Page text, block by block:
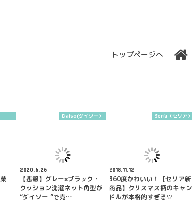
トップページへ
Daiso(ダイソー）
2020.6.26
【悲報】グレー×ブラック・
クッション洗濯ネット角型が
“ダイソー ”で売…
Seria（セリア）
2018.11.12
360度かわいい！【セリア新
商品】クリスマス柄のキャン
ドルが本格的すぎる♡